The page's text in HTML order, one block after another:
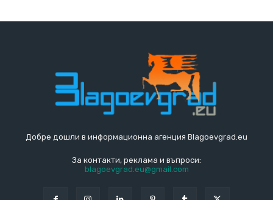
Добре дошли в информационна агенция Blagoevgrad.eu
За контакти, реклама и въпроси:
blagoevgrad.eu@gmail.com